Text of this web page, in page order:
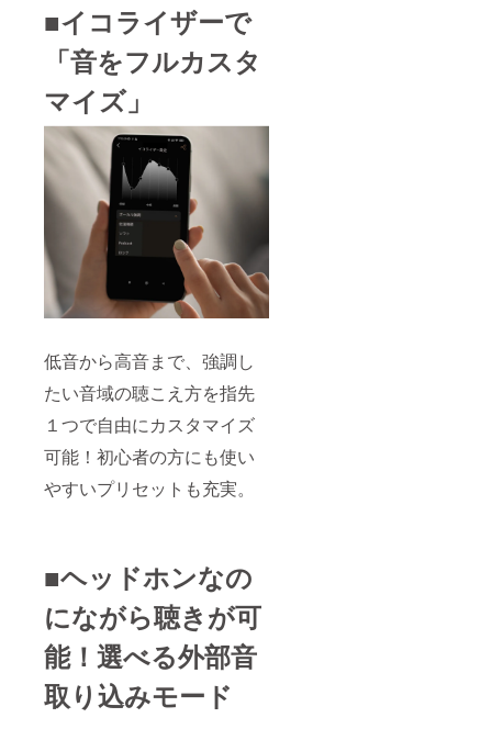
■イコライザーで
「音をフルカスタ
マイズ」
低音から高音まで、強調し
たい音域の聴こえ方を指先
１つで自由にカスタマイズ
可能！初心者の方にも使い
やすいプリセットも充実。
■ヘッドホンなの
にながら聴きが可
能！選べる外部音
取り込みモード